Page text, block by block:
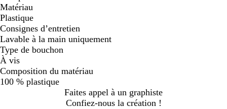
Matériau
Plastique
Consignes d’entretien
Lavable à la main uniquement
Type de bouchon
À vis
Composition du matériau
100 % plastique
Faites appel à un graphiste
Confiez-nous la création !